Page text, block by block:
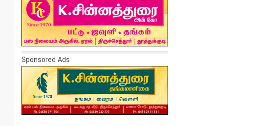
Sponsored Ads